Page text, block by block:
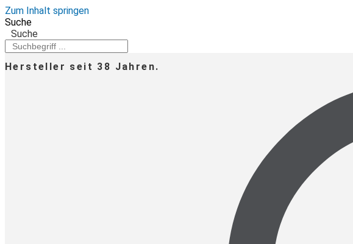
Zum Inhalt springen
Suche
Suche
Hersteller seit 38 Jahren.